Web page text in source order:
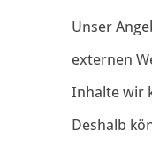
Unser
externen
Inhalte wir
Deshalb